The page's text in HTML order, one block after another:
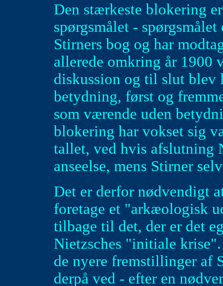
Den stærkeste blokering
spørgsmålet -
Stirners bog og har
allerede omkring år 1900
diskussion og til slut blev
betydning, først og
som værende uden
blokering har vokset sig
tallet, ved hvis afslutning
anseelse, mens Stirner
Det er derfor nødvendigt
foretage et "arkæologisk
tilbage til det, der er det
Nietzsches "initiale
de nyere fremstillinger af
derpå ved - efter en